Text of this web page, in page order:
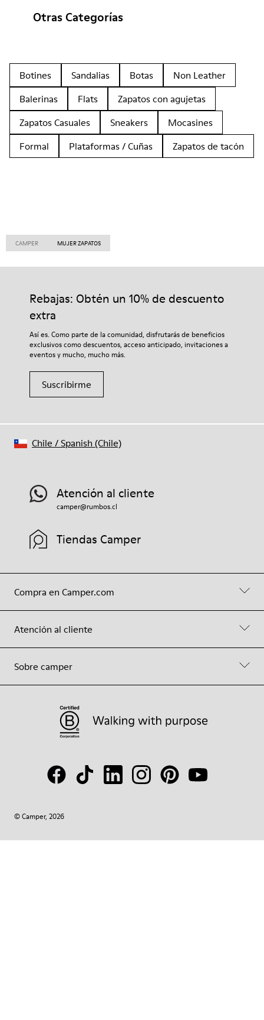
Otras Categorías
Botines Sandalias Botas
Non Leather
Balerinas
Flats
Zapatos con agujetas
Zapatos Casuales
Sneakers
Mocasines
Formal
Plataformas / Cuñas Zapatos de tacón
CAMPER MUJER ZAPATOS
Rebajas: Obtén un 10% de descuento
extra
Así es. Como parte de la comunidad, disfrutarás de beneficios
exclusivos como descuentos, acceso anticipado, invitaciones a
eventos y mucho, mucho más.
Suscribirme
Compra en Camper.com
Atención al cliente
Sobre camper
Atención al cliente
camper@rumbos.cl
Tiendas Camper
© Camper, 2026
Chile /Spanish (Chile)